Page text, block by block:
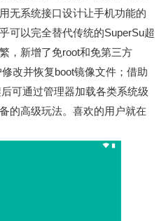
无系统接口设计让手机功能的
可以完全替代传统的SuperSu超
，新增了免root和免第三方
改并恢复boot镜像文件；借助
可通过管理器加载各类系统级
的高级玩法。喜欢的用户就在